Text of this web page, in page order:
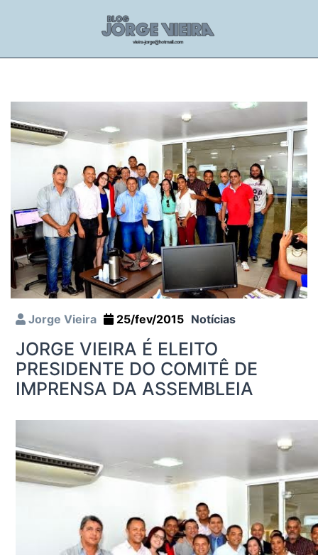
Jorge Vieira 25/fev/2015 Notícias
JORGE VIEIRA É ELEITO
PRESIDENTE DO COMITÊ DE
IMPRENSA DA ASSEMBLEIA